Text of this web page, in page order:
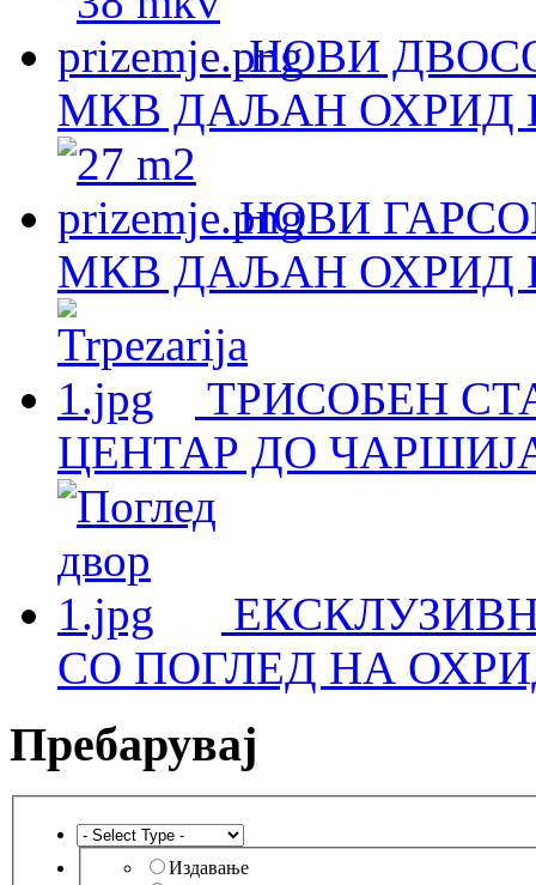
НОВИ
МКВ ДАЉАН ОХРИД
НОВИ
МКВ ДАЉАН ОХРИД
ТРИСОБЕН
ЦЕНТАР ДО
СО ПОГЛЕД НА
Пребарувај
Издавање